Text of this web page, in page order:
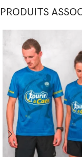
PRODUITS